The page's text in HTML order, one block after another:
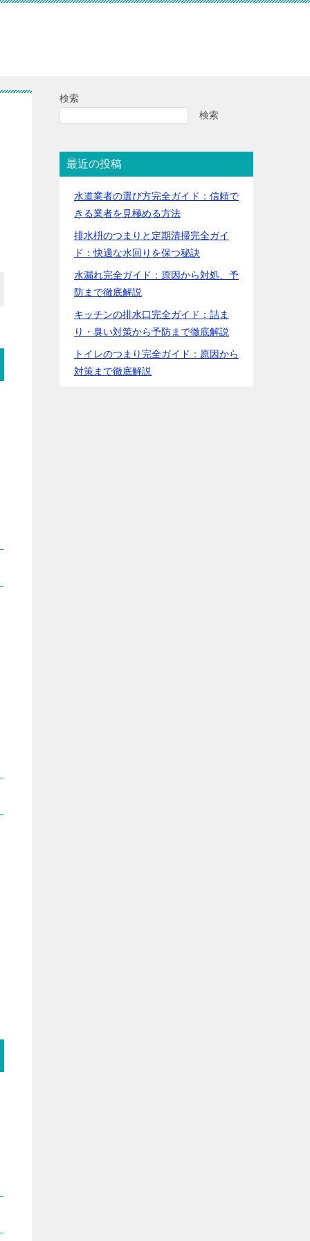
検索
検索
最近の投稿
水道業者の選び方完全ガイド：信頼で
きる業者を見極める方法
排水枡のつまりと定期清掃完全ガイ
ド：快適な水回りを保つ秘訣
水漏れ完全ガイド：原因から対処、予
防まで徹底解説
キッチンの排水口完全ガイド：詰ま
り・臭い対策から予防まで徹底解説
トイレのつまり完全ガイド：原因から
対策まで徹底解説